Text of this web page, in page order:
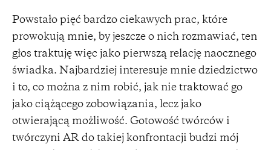
Powstało pięć bardzo ciekawych prac, które
prowokują mnie, by jeszcze o nich rozmawiać, ten
głos traktuję więc jako pierwszą relację naocznego
świadka. Najbardziej interesuje mnie dziedzictwo
i to, co można z nim robić, jak nie traktować go
jako ciążącego zobowiązania, lecz jako
otwierającą możliwość. Gotowość twórców i
twórczyni AR do takiej konfrontacji budzi mój